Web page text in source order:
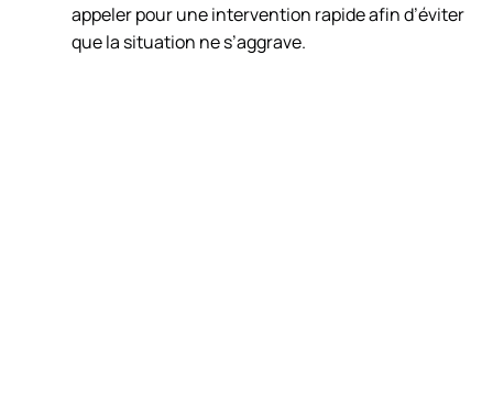
appeler pour une intervention rapide afin d’éviter
que la situation ne s’aggrave.